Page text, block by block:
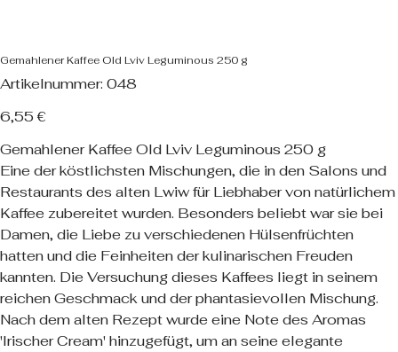
Gemahlener Kaffee Old Lviv Leguminous 250 g
Artikelnummer: Artikelnummer:
048
048
Preis
6,55 €
Gemahlener Kaffee Old Lviv Leguminous 250 g
Eine der köstlichsten Mischungen, die in den Salons und
Restaurants des alten Lwiw für Liebhaber von natürlichem
Kaffee zubereitet wurden. Besonders beliebt war sie bei
Damen, die Liebe zu verschiedenen Hülsenfrüchten
hatten und die Feinheiten der kulinarischen Freuden
kannten. Die Versuchung dieses Kaffees liegt in seinem
reichen Geschmack und der phantasievollen Mischung.
Nach dem alten Rezept wurde eine Note des Aromas
'Irischer Cream' hinzugefügt, um an seine elegante